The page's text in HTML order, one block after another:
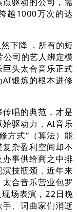
越1000万次的达
下降 ，所有的短
司的艺人绑定模
头太合音乐正式
锻炼的根本进修
唱的典范，才是
驱动力，AI音乐
方式”（算法）能
杂盈利空间却不
事供给商之中排
技瓶颈，近年来
合音乐营业包罗
场表演，22日晚
、词曲家们消逝